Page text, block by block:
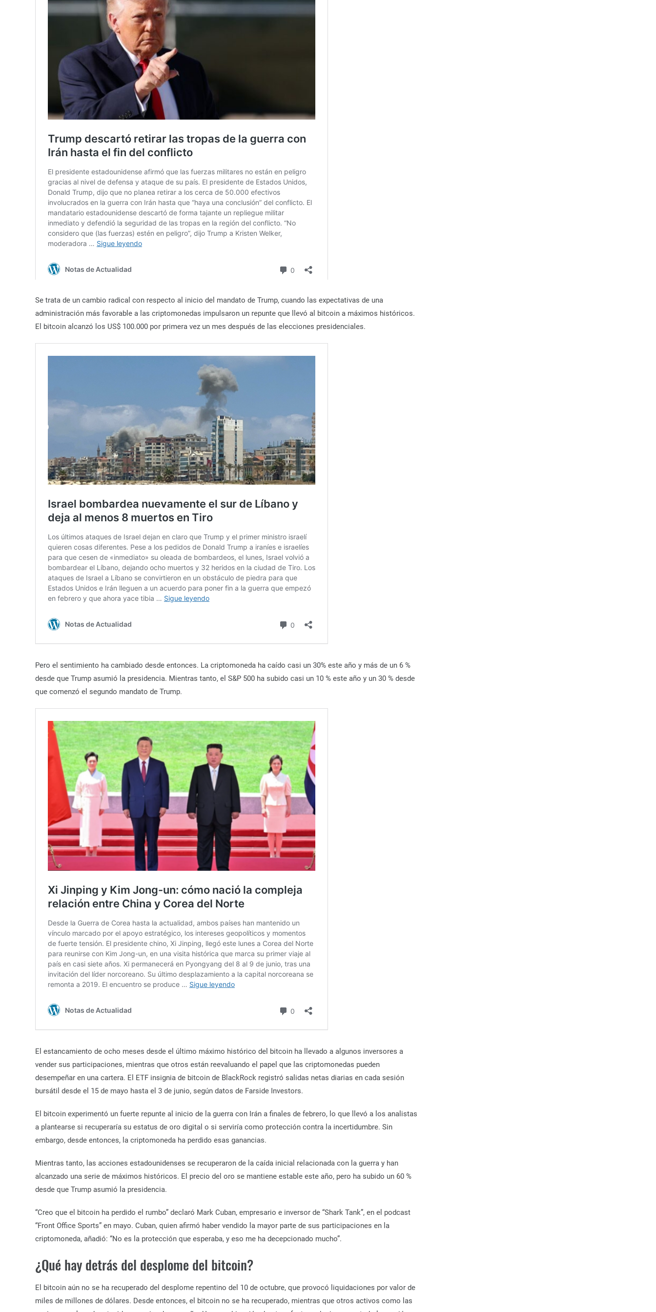
Se trata de un cambio radical con respecto al inicio del mandato de Trump, cuando las expectativas de una
administración más favorable a las criptomonedas impulsaron un repunte que llevó al bitcoin a máximos históricos.
El bitcoin alcanzó los US$ 100.000 por primera vez un mes después de las elecciones presidenciales.
Pero el sentimiento ha cambiado desde entonces. La criptomoneda ha caído casi un 30% este año y más de un 6 %
desde que Trump asumió la presidencia. Mientras tanto, el S&P 500 ha subido casi un 10 % este año y un 30 % desde
que comenzó el segundo mandato de Trump.
El estancamiento de ocho meses desde el último máximo histórico del bitcoin ha llevado a algunos inversores a
vender sus participaciones, mientras que otros están reevaluando el papel que las criptomonedas pueden
desempeñar en una cartera. El ETF insignia de bitcoin de BlackRock registró salidas netas diarias en cada sesión
bursátil desde el 15 de mayo hasta el 3 de junio, según datos de Farside Investors.
El bitcoin experimentó un fuerte repunte al inicio de la guerra con Irán a finales de febrero, lo que llevó a los analistas
a plantearse si recuperaría su estatus de oro digital o si serviría como protección contra la incertidumbre. Sin
embargo, desde entonces, la criptomoneda ha perdido esas ganancias.
Mientras tanto, las acciones estadounidenses se recuperaron de la caída inicial relacionada con la guerra y han
alcanzado una serie de máximos históricos. El precio del oro se mantiene estable este año, pero ha subido un 60 %
desde que Trump asumió la presidencia.
“Creo que el bitcoin ha perdido el rumbo” declaró Mark Cuban, empresario e inversor de “Shark Tank”, en el podcast
“Front Office Sports” en mayo. Cuban, quien afirmó haber vendido la mayor parte de sus participaciones en la
criptomoneda, añadió: “No es la protección que esperaba, y eso me ha decepcionado mucho”.
¿Qué hay detrás del desplome del bitcoin?
El bitcoin aún no se ha recuperado del desplome repentino del 10 de octubre, que provocó liquidaciones por valor de
miles de millones de dólares. Desde entonces, el bitcoin no se ha recuperado, mientras que otros activos como las